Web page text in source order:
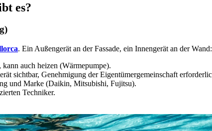
es?
. Ein Außengerät an der Fassade, ein Innengerät an der Wand:
auch heizen (Wärmepumpe).
sichtbar, Genehmigung der Eigentümergemeinschaft
und Marke (Daikin, Mitsubishi, Fujitsu).
Techniker.